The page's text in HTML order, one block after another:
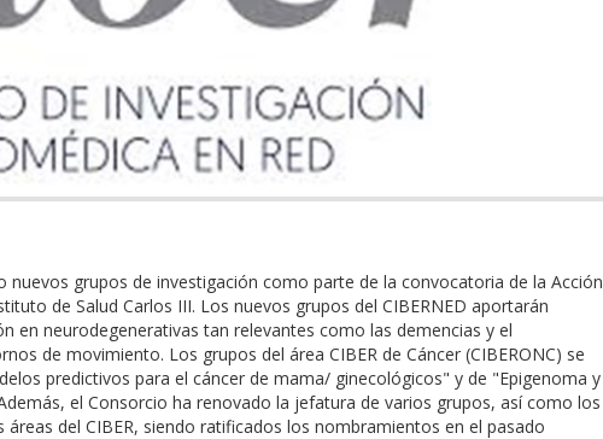
nuevos grupos de investigación como parte de la convocatoria de la Acción
de Salud Carlos III. Los nuevos grupos del CIBERNED aportarán
en neurodegenerativas tan relevantes como las demencias y el
de movimiento. Los grupos del área CIBER de Cáncer (CIBERONC) se
predictivos para el cáncer de mama/ ginecológicos" y de "Epigenoma y
el Consorcio ha renovado la jefatura de varios grupos, así como los
del CIBER, siendo ratificados los nombramientos en el pasado